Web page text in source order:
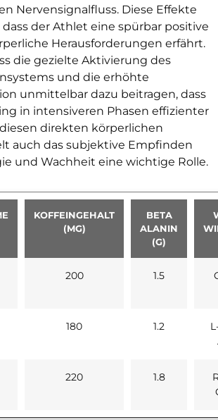
Nervensignalfluss. Diese Effekte
der Athlet eine spürbar positive
Herausforderungen erfährt.
die gezielte Aktivierung des
und die erhöhte
unmittelbar dazu beitragen, dass
in intensiveren Phasen effizienter
direkten körperlichen
auch das subjektive Empfinden
und Wachheit eine wichtige Rolle.
KOFFEINGEHALT
(MG)
BETA
ALANIN
(G)
200 1.5
180 1.2
220 1.8